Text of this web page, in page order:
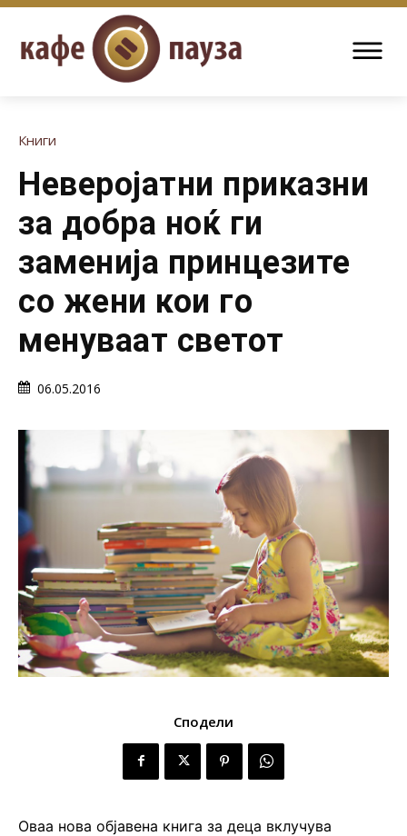
Книги
Неверојатни приказни
за добра ноќ ги
заменија принцезите
со жени кои го
менуваат светот
06.05.2016
Сподели
Оваа нова објавена книга за деца вклучува